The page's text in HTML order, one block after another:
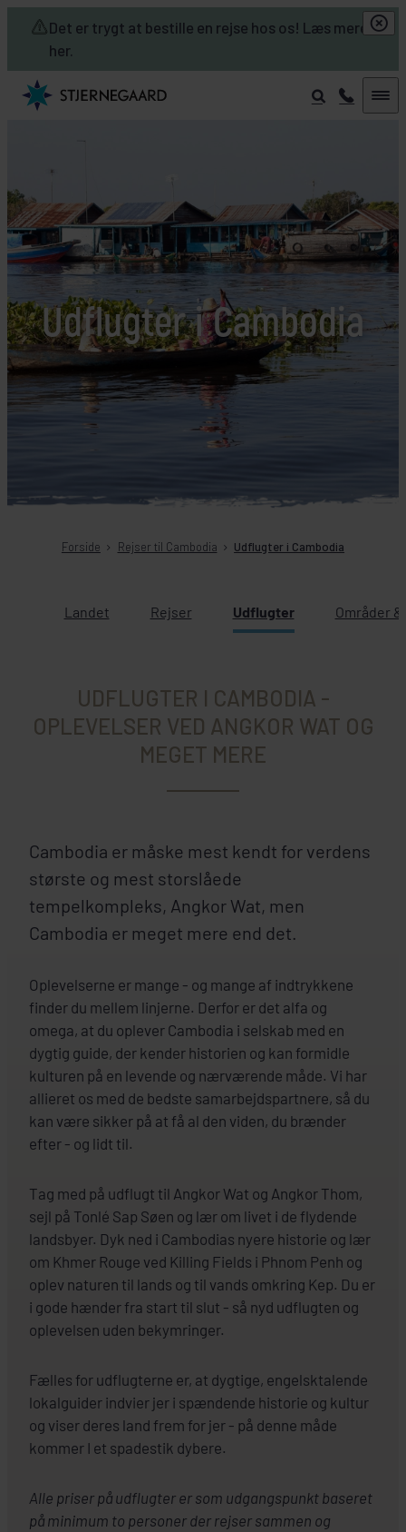
Det er trygt at bestille en rejse hos os! Læs mere
her.
Skip to main content
Udflugter i Cambodia
Forside Rejser til Cambodia Udflugter i Cambodia
Landet Rejser Udflugter Områder
UDFLUGTER I CAMBODIA -
OPLEVELSER VED ANGKOR WAT OG
MEGET MERE
Cambodia er måske mest kendt for verdens
største og mest storslåede
tempelkompleks, Angkor Wat, men
Cambodia er meget mere end det.
Oplevelserne er mange - og mange af indtrykkene
finder du mellem linjerne. Derfor er det alfa og
omega, at du oplever Cambodia i selskab med en
dygtig guide, der kender historien og kan formidle
kulturen på en levende og nærværende måde. Vi har
allieret os med de bedste samarbejdspartnere, så du
kan være sikker på at få al den viden, du brænder
efter - og lidt til.
Tag med på udflugt til Angkor Wat og Angkor Thom,
sejl på Tonlé Sap Søen og lær om livet i de flydende
landsbyer. Dyk ned i Cambodias nyere historie og lær
om Khmer Rouge ved Killing Fields i Phnom Penh og
oplev naturen til lands og til vands omkring Kep. Du er
i gode hænder fra start til slut - så nyd udflugten og
oplevelsen uden bekymringer.
Fælles for udflugterne er, at dygtige, engelsktalende
lokalguider indvier jer i spændende historie og kultur
og viser deres land frem for jer - på denne måde
kommer I et spadestik dybere.
Alle priser på udflugter er som udgangspunkt baseret
på minimum to personer der rejser sammen og